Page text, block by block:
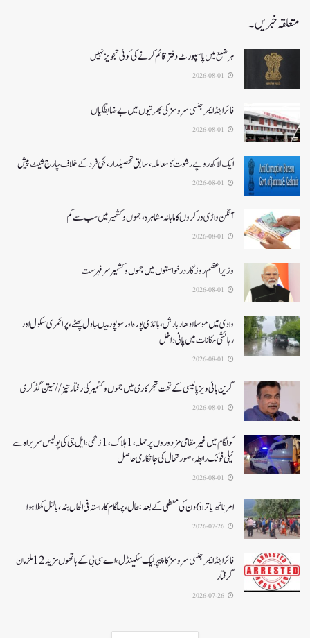
متعلقہ خبریں۔
ہر ضلع میں پاسپورٹ دفتر قائم کرنے کی کوئی تجویز نہیں
فائر اینڈ ایمرجنسی سروسزکی بھرتیوں میں بے ضابطگیاں
ایک لاکھ روپے رشوت کا معاملہ،سابق تحصیلدار، نجی فرد کے خلاف چارج شیٹ پیش
آنگن واڑی ورکروں کا ماہانہ مشاہرہ، جموں و کشمیر میں سب سے کم
وزیر اعظم روزگار درخواستوں میں جموں و کشمیر سرفہرست
وادی میں موسلادھار بارش،بانڈی پورہ اور سوپور میںبادل پھٹے، پرائمری سکول اور
رہائشی مکانات میں پانی داخل
گرین ہائی ویز پالیسی کے تحت شجرکاری میں جموں و کشمیر کی رفتار تیز// نیتن گڈکری
کولگام میں غیر مقامی مزدوروں پر حملہ،1ہلاک،1زخمی،ایل جی کی پولیس سربراہ سے
ٹیلی فونک رابطہ، صورتحال کی جانکاری حاصل
امرناتھ یاترا 6دن کی معطلی کے بعد بحال،پہلگام کا راستہ فی الحال بند، بالتل کھلا ہوا
فائر اینڈ ایمرجنسی سروسز کا پیپر لیک سکینڈل،اے سی بی کے ہاتھوں مزید 12 ملزمان
گرفتار